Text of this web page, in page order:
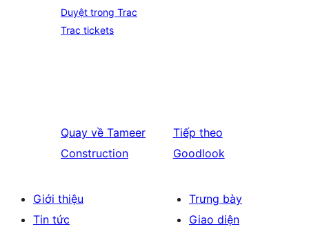
Duyệt trong Trac
Trac tickets
Quay về Tameer
Construction
Tiếp theo
Goodlook
Giới thiệu
Tin tức
Trưng bày
Giao diện